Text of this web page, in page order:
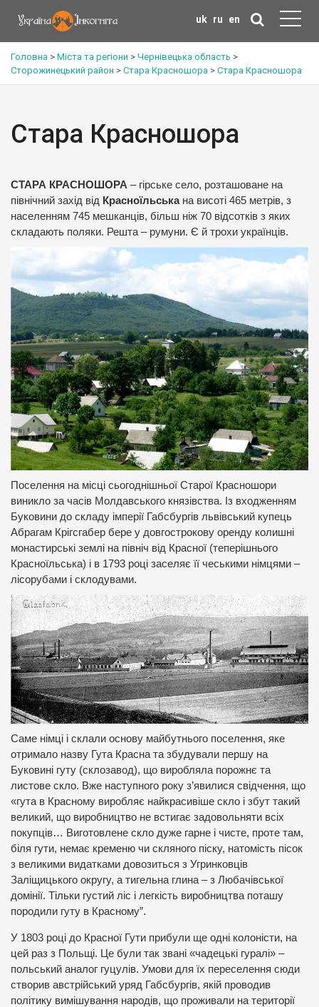
uk ru en
Головна > Міста та регіони > Чернівецька область >
Сторожинецький район > Стара Красношора > Стара Красношора
Стара Красношора
СТАРА КРАСНОШОРА – гірське село, розташоване на
північний захід від Красноїльська на висоті 465 метрів, з
населенням 745 мешканців, більш ніж 70 відсотків з яких
складають поляки. Решта – румуни. Є й трохи українців.
Поселення на місці сьогоднішньої Старої Красношори
виникло за часів Молдавського князівства. Із входженням
Буковини до складу імперії Габсбургів львівський купець
Абрагам Крігсгабер бере у довгострокову оренду колишні
монастирські землі на північ від Красної (теперішнього
Красноїльська) і в 1793 році заселяє її чеськими німцями –
лісорубами і склодувами.
Саме німці і склали основу майбутнього поселення, яке
отримало назву Гута Красна та збудували першу на
Буковині гуту (склозавод), що виробляла порожнє та
листове скло. Вже наступного року з’явилися свідчення, що
«гута в Красному виробляє найкрасивіше скло і збут такий
великий, що виробництво не встигає задовольняти всіх
покупців… Виготовлене скло дуже гарне і чисте, проте там,
біля гути, немає кременю чи скляного піску, натомість пісок
з великими видатками довозиться з Угринковців
Заліщицького округу, а тигельна глина – з Любачівської
домінії. Тільки густий ліс і легкість виробництва поташу
породили гуту в Красному”.
У 1803 році до Красної Гути прибули ще одні колоністи, на
цей раз з Польщі. Це були так звані «чадецькі гуралі» –
польський аналог гуцулів. Умови для їх переселення сюди
створив австрійський уряд Габсбургів, якій проводив
політику вимішування народів, що проживали на території